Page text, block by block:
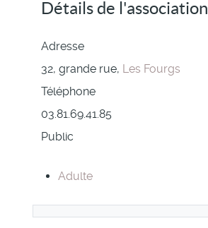
Détails de l'association
Adresse
32, grande rue, Les Fourgs
Téléphone
03.81.69.41.85
Public
Adulte